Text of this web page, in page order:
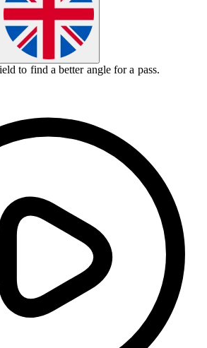
to find a better angle for a pass.